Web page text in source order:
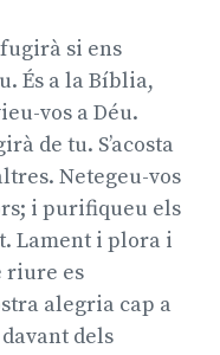
si ens
És a la Bíblia,
vos a Déu.
de tu. S’acosta
Netegeu-vos
i purifiqueu els
Lament i plora i
riure es
alegria cap a
dels